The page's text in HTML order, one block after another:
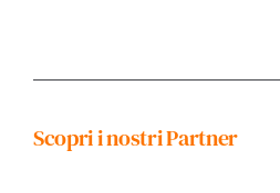
Scopri i nostri Partner